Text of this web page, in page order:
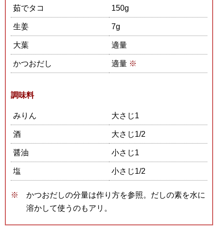
茹でタコ 150g
生姜 7g
大葉 適量
かつおだし 適量 ※
調味料
みりん 大さじ1
酒 大さじ1/2
醤油 小さじ1
塩 小さじ1/2
かつおだしの分量は作り方を参照。だしの素を水に
溶かして使うのもアリ。